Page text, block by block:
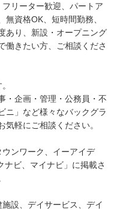
リーター歓迎、パートア
資格OK、短時間勤務、
あり、新設・オープニング
働きたい方、ご相談くださ
・企画・管理・公務員・不
ニ」など様々なバックグラ
軽にご相談ください。
ンワーク、イーアイデ
ナビ、マイナビ」に掲載さ
設、デイサービス、デイ